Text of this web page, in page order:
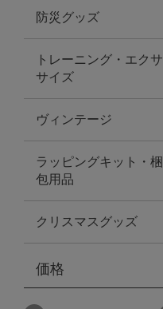
ポーチ
ステーショナリー
その他
紅茶・フード
防災グッズ
トレーニング・エクサ
サイズ
ヴィンテージ
ラッピングキット・梱
包用品
クリスマスグッズ
価格